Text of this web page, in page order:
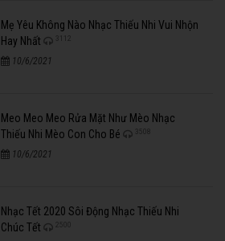
Mẹ Yêu Không Nào Nhạc Thiếu Nhi Vui Nhộn
Hay Nhất
3112
10/6/2021
Meo Meo Meo Rửa Mặt Như Mèo Nhạc
Thiếu Nhi Mèo Con Cho Bé
3508
10/6/2021
Nhạc Tết 2020 Sôi Động Nhạc Thiếu Nhi
Chúc Tết